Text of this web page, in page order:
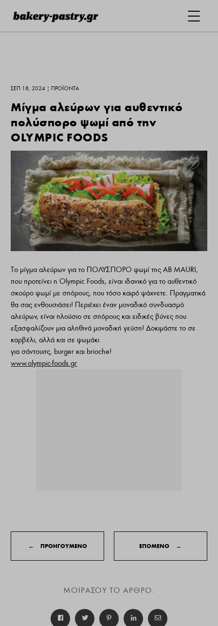
ΣΕΠ 18, 2024 |ΠΡΟΪΌΝΤΑ
Μίγμα αλεύρων για αυθεντικό
πολύσπορο ψωμί από την
OLYMPIC FOODS
Το μίγμα αλεύρων για το ΠΟΛΥΣΠΟΡΟ ψωμί της AB MAURI,
που προτείνει η Olympic Foods, είναι ιδανικό για το αυθεντικό
σκούρο ψωμί με σπόρους, που τόσο καιρό ψάχνετε. Πραγματικά
θα σας ενθουσιάσει! Περιέχει έναν μοναδικό συνδυασμό
αλεύρων, είναι πλούσιο σε σπόρους και ειδικές βύνες που
εξασφαλίζουν μια αληθινά μοναδική γεύση! Δοκιμάστε το σε
καρβέλι, αλλά και σε ψωμάκι
για σάντουιτς, burger και brioche!
www.olympic-foods.gr
← ΠΡΟΗΓΟΥΜΕΝΟ ΕΠΟΜΕΝΟ →
ΜΟΙΡΑΣΟΥ ΤΟ ΑΡΘΡΟ: